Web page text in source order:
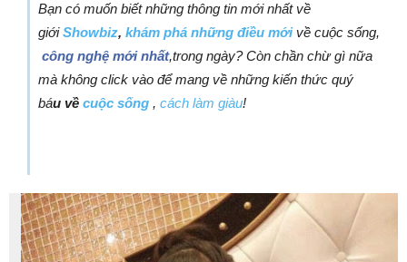
Bạn có muốn biết những thông tin mới nhất về
giới Showbiz, khám phá những điều mớivề cuộc sống,
công nghệ mới nhất,trong ngày? Còn chần chừ gì nữa
mà không click vào để mang về những kiến thức quý
báu về cuộc sống , cách làm giàu!